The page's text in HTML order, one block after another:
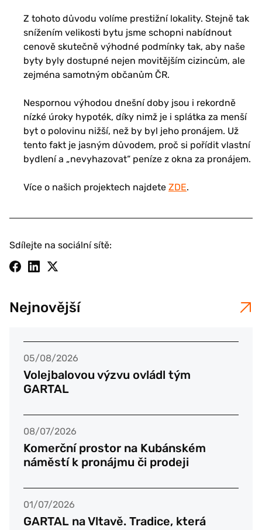
Z tohoto důvodu volíme prestižní lokality. Stejně tak
snížením velikosti bytu jsme schopni nabídnout
cenově skutečně výhodné podmínky tak, aby naše
byty byly dostupné nejen movitějším cizincům, ale
zejména samotným občanům ČR.
Nespornou výhodou dnešní doby jsou i rekordně
nízké úroky hypoték, díky nimž je i splátka za menší
byt o polovinu nižší, než by byl jeho pronájem. Už
tento fakt je jasným důvodem, proč si pořídit vlastní
bydlení a „nevyhazovat“ peníze z okna za pronájem.
Více o našich projektech najdete ZDE.
Sdílejte na sociální sítě:
Nejnovější
05/08/2026
Volejbalovou výzvu ovládl tým
GARTAL
08/07/2026
Komerční prostor na Kubánském
náměstí k pronájmu či prodeji
01/07/2026
GARTAL na Vltavě. Tradice, která